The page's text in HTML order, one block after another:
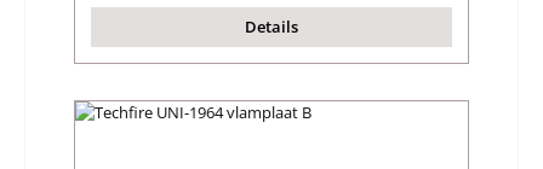
Details